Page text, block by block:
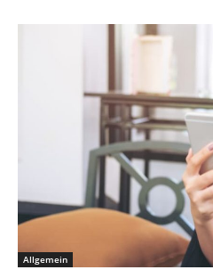
Allgemein